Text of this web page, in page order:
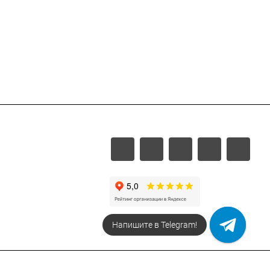
Напишите в Telegram!
Напишите в МАХ